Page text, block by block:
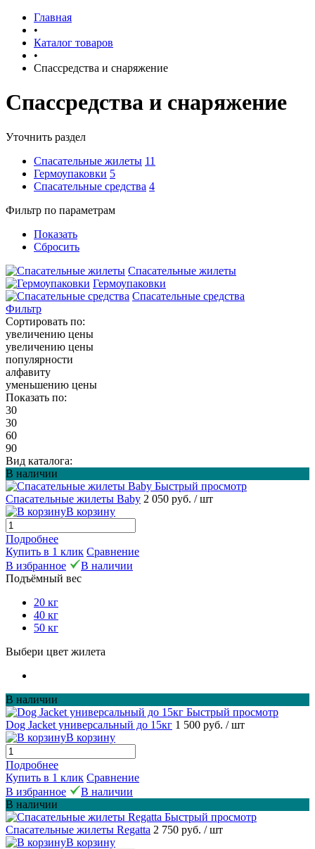
Главная
•
Каталог товаров
•
Спассредства и снаряжение
Спассредства и снаряжение
Уточнить раздел
Спасательные жилеты 11
Гермоупаковки 5
Спасательные средства 4
Фильтр по параметрам
Показать
Сбросить
Спасательные жилеты
Гермоупаковки
Спасательные средства
Фильтр
Сортировать по:
увеличению цены
увеличению цены
популярности
алфавиту
уменьшению цены
Показать по:
30
30
60
90
Вид каталога:
В наличии
Быстрый просмотр
Спасательные жилеты Baby 2 050 руб. / шт
В корзину
Подробнее
Купить в 1 клик Сравнение
В избранное
В наличии
Подъёмный вес
20 кг
40 кг
50 кг
Выбери цвет жилета
В наличии
Быстрый просмотр
Dog Jacket универсальный до 15кг 1 500 руб. / шт
В корзину
Подробнее
Купить в 1 клик Сравнение
В избранное
В наличии
В наличии
Быстрый просмотр
Спасательные жилеты Regatta 2 750 руб. / шт
В корзину